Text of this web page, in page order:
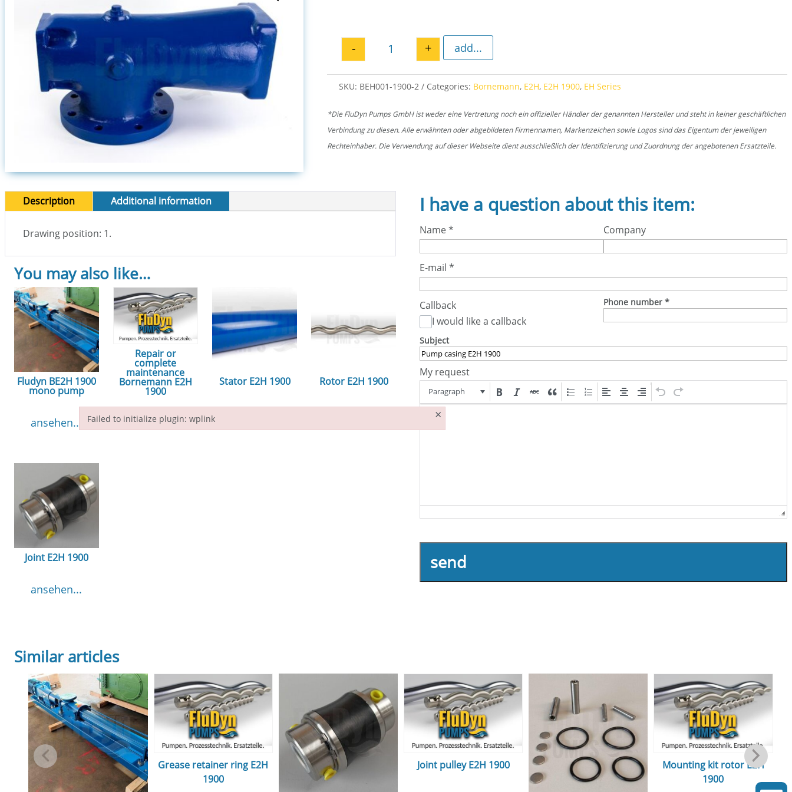
Pump casing E2H 1900 quantity
- + add...
SKU: BEH001-1900-2 Categories: Bornemann, E2H, E2H 1900, EH Series
*Die FluDyn Pumps GmbH ist weder eine Vertretung noch ein offizieller Händler der genannten Hersteller und steht in keiner geschäftlichen
Verbindung zu diesen. Alle erwähnten oder abgebildeten Firmennamen, Markenzeichen sowie Logos sind das Eigentum der jeweiligen
Rechteinhaber. Die Verwendung auf dieser Webseite dient ausschließlich der Identifizierung und Zuordnung der angebotenen Ersatzteile.
Description Additional information
Drawing position: 1.
You may also like…
Fludyn BE2H 1900
mono pump
ansehen...
Repair or
complete
maintenance
Bornemann E2H
1900
ansehen...
Stator E2H 1900 Rotor E2H 1900
Joint E2H 1900
ansehen...
I have a question about this item:
Name* Company
E-mail *
Callback
I would like a callback
Phone number *
Subject
My request
Paragraph
send
Similar articles
Grease retainer ring E2H
1900
Joint pulley E2H 1900
Mounting kit rotor E2H
1900
Failed to initialize plugin: wplink ×
Failed to initialize plugin: wplink